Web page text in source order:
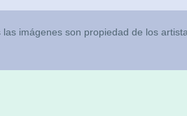
las imágenes son propiedad de los